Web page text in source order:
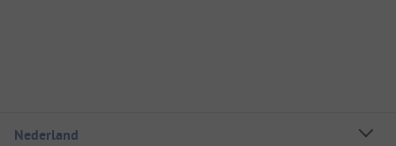
Nederland